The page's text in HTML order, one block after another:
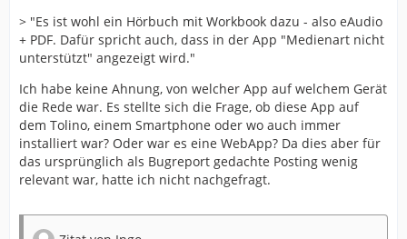
> "Es ist wohl ein Hörbuch mit Workbook dazu - also eAudio
+ PDF. Dafür spricht auch, dass in der App "Medienart nicht
unterstützt" angezeigt wird."
Ich habe keine Ahnung, von welcher App auf welchem Gerät
die Rede war. Es stellte sich die Frage, ob diese App auf
dem Tolino, einem Smartphone oder wo auch immer
installiert war? Oder war es eine WebApp? Da dies aber für
das ursprünglich als Bugreport gedachte Posting wenig
relevant war, hatte ich nicht nachgefragt.